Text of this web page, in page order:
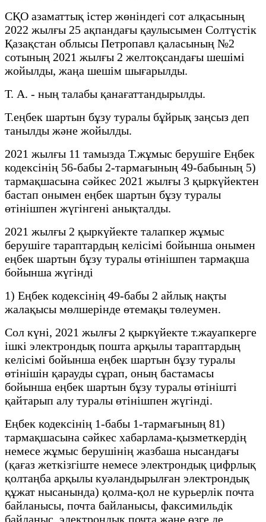
СҚО азаматтық істер жөніндегі сот алқасының
2022 жылғы 25 ақпандағы қаулысымен Солтүстік
Қазақстан облысы Петропавл қаласының №2
сотының 2021 жылғы 2 желтоқсандағы шешімі
жойылды, жаңа шешім шығарылды.
Т. А. - ның талабы қанағаттандырылды.
Т.еңбек шартын бұзу туралы бұйрық заңсыз деп
танылды және жойылды.
2021 жылғы 11 тамызда Т.жұмыс берушіге Еңбек
кодексінің 56-бабы 2-тармағының 49-бабының 5)
тармақшасына сәйкес 2021 жылғы 3 қыркүйектен
бастап онымен еңбек шартын бұзу туралы
өтінішпен жүгінгені анықталды.
2021 жылғы 2 қыркүйекте талапкер жұмыс
берушіге тараптардың келісімі бойынша онымен
еңбек шартын бұзу туралы өтінішпен тармақша
бойынша жүгінді
1) Еңбек кодексінің 49-бабы 2 айлық нақты
жалақысы мөлшерінде өтемақы төлеумен.
Сол күні, 2021 жылғы 2 қыркүйекте т.жауапкерге
ішкі электрондық пошта арқылы тараптардың
келісімі бойынша еңбек шартын бұзу туралы
өтінішін қарауды сұрап, оның бастамасы
бойынша еңбек шартын бұзу туралы өтінішті
қайтарып алу туралы өтінішпен жүгінді.
Еңбек кодексінің 1-бабы 1-тармағының 81)
тармақшасына сәйкес хабарлама-қызметкердің
немесе жұмыс берушінің жазбаша нысандағы
(қағаз жеткізгіште немесе электрондық цифрлық
қолтаңба арқылы куәландырылған электрондық
құжат нысанында) қолма-қол не курьерлік почта
байланысы, почта байланысы, факсимильдік
байланыс, электрондық почта және өзге де